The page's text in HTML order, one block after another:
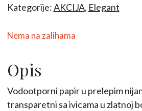
Kategorije:AKCIJA, Elegant
Nema na zalihama
Opis
Vodootporni papir u prelepim
transparetni sa ivicama u zlatnoj